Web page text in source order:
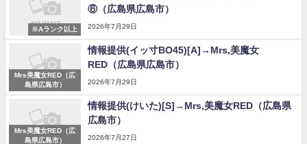
※Aランク以上
⑥（広島県広島市）
2026年7月29日
Mrs美魔女RED（広
島県広島市）
情報提供(イッ寸BO45)[A]→Mrs,美魔女
RED（広島県広島市）
2026年7月29日
Mrs美魔女RED（広
島県広島市）
情報提供(けいた)[S]→Mrs,美魔女RED（広島県
広島市）
2026年7月27日